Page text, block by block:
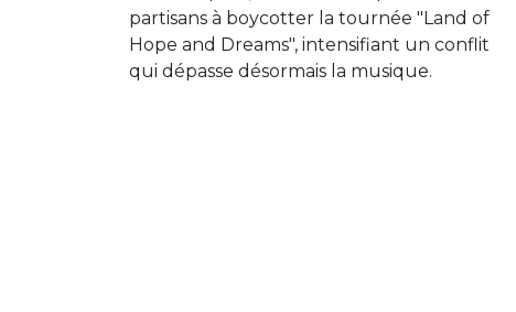
partisans à boycotter la tournée "Land of
Hope and Dreams", intensifiant un conflit
qui dépasse désormais la musique.